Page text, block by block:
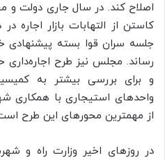
اصلاح کند. در سال جاری دولت و
کاستن از التهابات بازار اجاره
جلسه سران قوا بسته پیشنهادی
رساند. مجلس نیز طرح اجاره‌داری
و برای بررسی بیشتر به
واحدهای استیجاری با
از مهمترین محورهای این طرح
در روزهای اخیر وزارت راه و